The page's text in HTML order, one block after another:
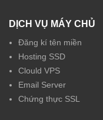
DỊCH VỤ MÁY CHỦ
Đăng kí tên miền
Hosting SSD
Clould VPS
Email Server
Chứng thực SSL